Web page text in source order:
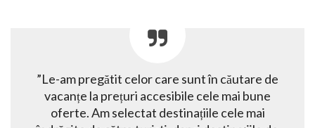
”Le-am pregătit celor care sunt în căutare de
vacanțe la prețuri accesibile cele mai bune
oferte. Am selectat destinațiile cele mai